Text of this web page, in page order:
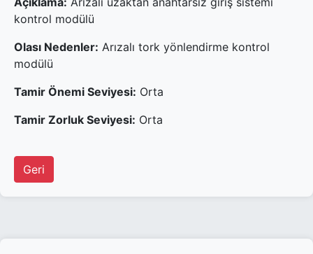
kontrol modülü
Olası Nedenler: Arızalı tork yönlendirme kontrol
modülü
Tamir Önemi Seviyesi: Orta
Tamir Zorluk Seviyesi: Orta
Geri